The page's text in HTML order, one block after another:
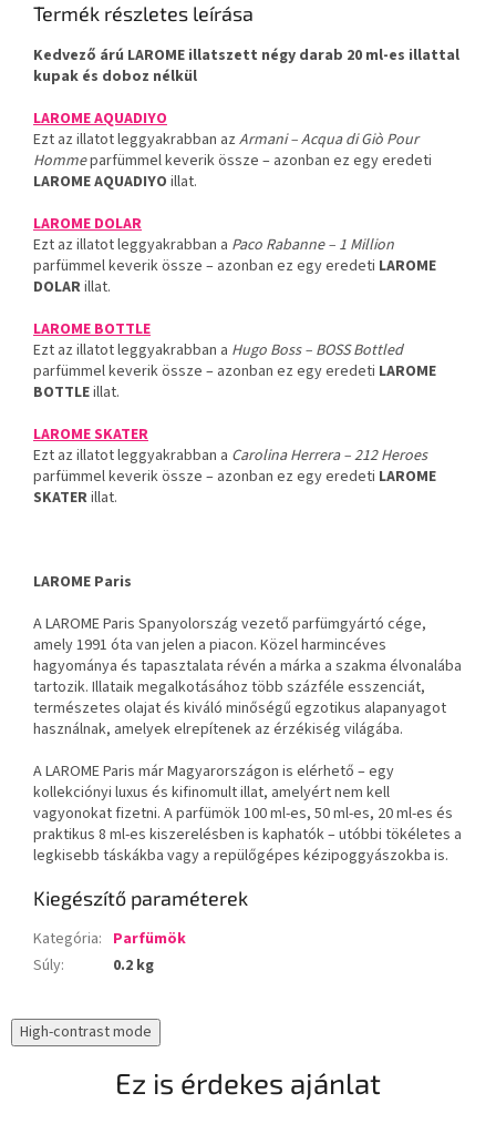
Termék részletes leírása
Kedvező árú LAROME illatszett négy darab 20 ml-es illattal
kupak és doboz nélkül
LAROME AQUADIYO
Ezt az illatot leggyakrabban az Armani – Acqua di Giò Pour
Hommeparfümmel keverik össze – azonban ez egy eredeti
LAROME AQUADIYO illat.
LAROME DOLAR
Ezt az illatot leggyakrabban a Paco Rabanne – 1 Million
parfümmel keverik össze – azonban ez egy eredeti LAROME
DOLARillat.
LAROME BOTTLE
Ezt az illatot leggyakrabban a Hugo Boss – BOSS Bottled
parfümmel keverik össze – azonban ez egy eredeti LAROME
BOTTLEillat.
LAROME SKATER
Ezt az illatot leggyakrabban a Carolina Herrera – 212 Heroes
parfümmel keverik össze – azonban ez egy eredeti LAROME
SKATERillat.
LAROME Paris
A LAROME Paris Spanyolország vezető parfümgyártó cége,
amely 1991 óta van jelen a piacon. Közel harmincéves
hagyománya és tapasztalata révén a márka a szakma élvonalába
tartozik. Illataik megalkotásához több százféle esszenciát,
természetes olajat és kiváló minőségű egzotikus alapanyagot
használnak, amelyek elrepítenek az érzékiség világába.
A LAROME Paris már Magyarországon is elérhető – egy
kollekciónyi luxus és kifinomult illat, amelyért nem kell
vagyonokat fizetni. A parfümök 100 ml-es, 50 ml-es, 20 ml-es és
praktikus 8 ml-es kiszerelésben is kaphatók – utóbbi tökéletes a
legkisebb táskákba vagy a repülőgépes kézipoggyászokba is.
Kiegészítő paraméterek
Kategória: Parfümök
Súly: 0.2 kg
High-contrast mode
Ez is érdekes ajánlat